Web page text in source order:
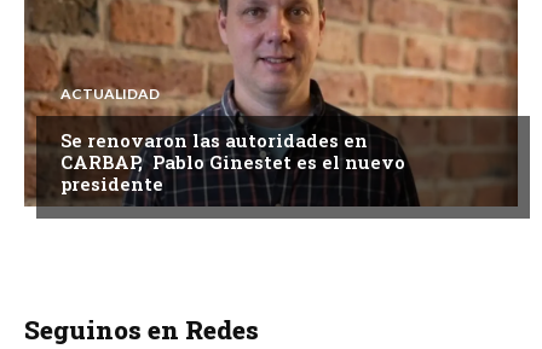
ACTUALIDAD
Se renovaron las autoridades en
CARBAP, Pablo Ginestet es el nuevo
presidente
Seguinos en Redes